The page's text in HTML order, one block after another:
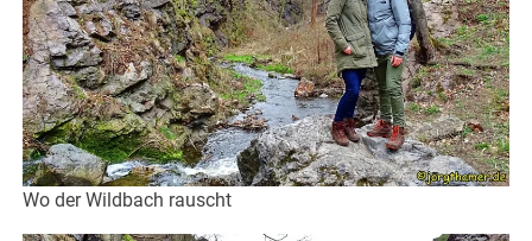
Wo der Wildbach rauscht